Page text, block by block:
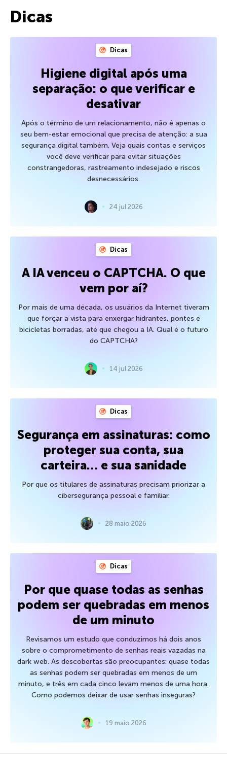
Dicas
Dicas
Higiene digital após uma
separação: o que verificar e
desativar
Após o término de um relacionamento, não é apenas o
seu bem-estar emocional que precisa de atenção: a sua
segurança digital também. Veja quais contas e serviços
você deve verificar para evitar situações
constrangedoras, rastreamento indesejado e riscos
desnecessários.
24 jul 2026
Dicas
A IA venceu o CAPTCHA. O que
vem por aí?
Por mais de uma década, os usuários da Internet tiveram
que forçar a vista para enxergar hidrantes, pontes e
bicicletas borradas, até que chegou a IA. Qual é o futuro
do CAPTCHA?
14 jul 2026
Dicas
Segurança em assinaturas: como
proteger sua conta, sua
carteira… e sua sanidade
Por que os titulares de assinaturas precisam priorizar a
cibersegurança pessoal e familiar.
28 maio 2026
Dicas
Por que quase todas as senhas
podem ser quebradas em menos
de um minuto
Revisamos um estudo que conduzimos há dois anos
sobre o comprometimento de senhas reais vazadas na
dark web. As descobertas são preocupantes: quase todas
as senhas podem ser quebradas em menos de um
minuto, e três em cada cinco levam menos de uma hora.
Como podemos deixar de usar senhas inseguras?
19 maio 2026